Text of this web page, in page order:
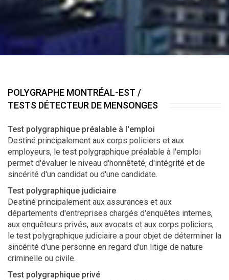
POLYGRAPHE MONTRÉAL-EST /
TESTS DÉTECTEUR DE MENSONGES
Test polygraphique préalable à l'emploi
Destiné principalement aux corps policiers et aux
employeurs, le test polygraphique préalable à l'emploi
permet d'évaluer le niveau d'honnêteté, d'intégrité et de
sincérité d'un candidat ou d'une candidate.
Test polygraphique judiciaire
Destiné principalement aux assurances et aux
départements d'entreprises chargés d'enquêtes internes,
aux enquêteurs privés, aux avocats et aux corps policiers,
le test polygraphique judiciaire a pour objet de déterminer la
sincérité d'une personne en regard d'un litige de nature
criminelle ou civile.
Test polygraphique privé